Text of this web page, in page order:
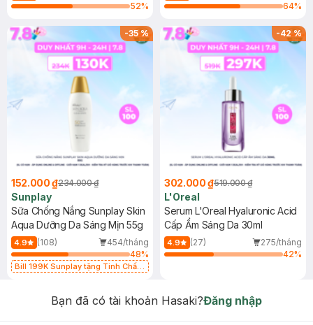
52%
64%
-35%
152.000 ₫234.000 ₫
Sunplay
Sữa Chống Nắng Sunplay Skin
Aqua Dưỡng Da Sáng Mịn 55g
4.9 (108)
454/tháng
48%
Bill 199K Sunplay tặng Tinh Chất
-42%
302.000 ₫519.000 ₫
L'Oreal
Serum L'Oreal Hyaluronic Acid
Cấp Ẩm Sáng Da 30ml
4.9 (27)
275/tháng
42%
Bạn đã có tài khoản Hasaki?Đăng nhập